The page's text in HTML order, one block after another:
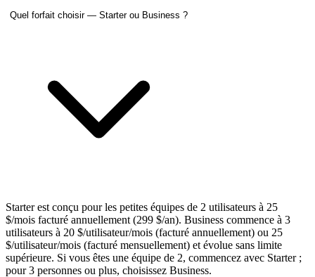
Quel forfait choisir — Starter ou Business ?
Starter est conçu pour les petites équipes de 2 utilisateurs à 25
$/mois facturé annuellement (299 $/an). Business commence à 3
utilisateurs à 20 $/utilisateur/mois (facturé annuellement) ou 25
$/utilisateur/mois (facturé mensuellement) et évolue sans limite
supérieure. Si vous êtes une équipe de 2, commencez avec Starter ;
pour 3 personnes ou plus, choisissez Business.